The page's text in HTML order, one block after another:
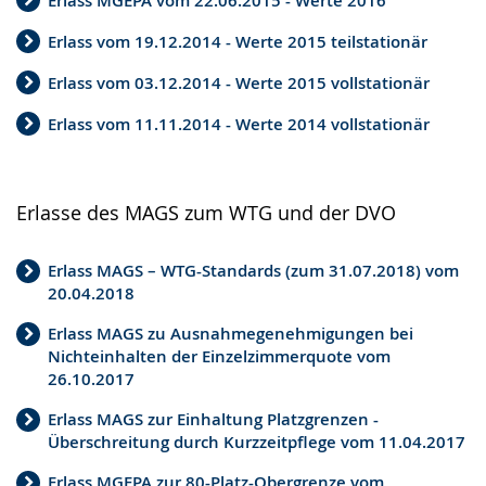
Erlass vom 19.12.2014 - Werte 2015 teilstationär
Erlass vom 03.12.2014 - Werte 2015 vollstationär
Erlass vom 11.11.2014 - Werte 2014 vollstationär
Erlasse des MAGS zum WTG und der DVO
Erlass MAGS – WTG-Standards (zum 31.07.2018) vom
20.04.2018
Erlass MAGS zu Ausnahmegenehmigungen bei
Nichteinhalten der Einzelzimmerquote vom
26.10.2017
Erlass MAGS zur Einhaltung Platzgrenzen -
Überschreitung durch Kurzzeitpflege vom 11.04.2017